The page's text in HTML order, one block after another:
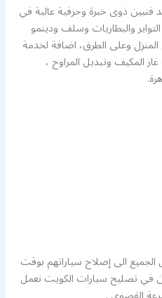
ذوى خبرة وحرفية عالية في
والبطاريات وسلف ودينمو
المنزل وعلى الطرق، اضافة لخدمة
المكيف وتبديل المراوح ،
الى إصلاح سياراتهم بوقت
في تصليح سيارات الكويت نعمل